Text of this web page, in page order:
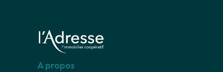
A propos